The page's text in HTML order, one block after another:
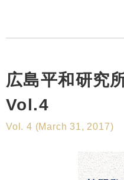
広島平和研究
Vol.4
Vol. 4 (March 31, 2017)